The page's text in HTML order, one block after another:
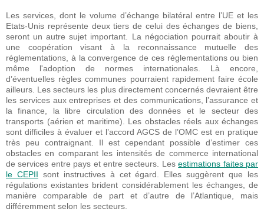
Les services, dont le volume d’échange bilatéral entre l’UE et les
Etats-Unis représente deux tiers de celui des échanges de biens,
seront un autre sujet important. La négociation pourrait aboutir à
une coopération visant à la reconnaissance mutuelle des
réglementations, à la convergence de ces réglementations ou bien
même l'adoption de normes internationales. Là encore,
d’éventuelles règles communes pourraient rapidement faire école
ailleurs. Les secteurs les plus directement concernés devraient être
les services aux entreprises et des communications, l’assurance et
la finance, la libre circulation des données et le secteur des
transports (aérien et maritime). Les obstacles réels aux échanges
sont difficiles à évaluer et l’accord AGCS de l’OMC est en pratique
très peu contraignant. Il est cependant possible d’estimer ces
obstacles en comparant les intensités de commerce international
de services entre pays et entre secteurs. Lesestimations faites par
le CEPII sont instructives à cet égard. Elles suggèrent que les
régulations existantes brident considérablement les échanges, de
manière comparable de part et d’autre de l’Atlantique, mais
différemment selon les secteurs.